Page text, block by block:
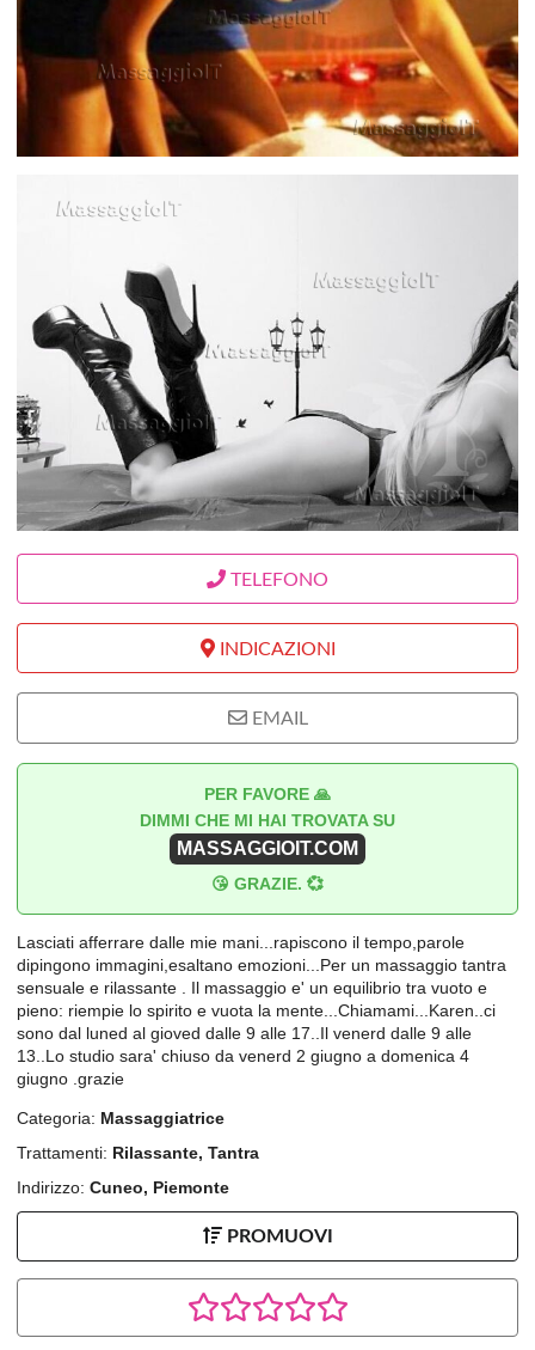
TELEFONO
INDICAZIONI
EMAIL
PER FAVORE 🙏
DIMMI CHE MI HAI TROVATA SU
MASSAGGIOIT.COM
😘 GRAZIE. 💞
Lasciati afferrare dalle mie mani...rapiscono il tempo,parole
dipingono immagini,esaltano emozioni...Per un massaggio tantra
sensuale e rilassante . Il massaggio e' un equilibrio tra vuoto e
pieno: riempie lo spirito e vuota la mente...Chiamami...Karen..ci
sono dal luned al gioved dalle 9 alle 17..Il venerd dalle 9 alle
13..Lo studio sara' chiuso da venerd 2 giugno a domenica 4
giugno .grazie
Categoria: Massaggiatrice
Trattamenti: Rilassante, Tantra
Indirizzo: Cuneo, Piemonte
PROMUOVI